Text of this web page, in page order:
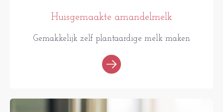
Huisgemaakte amandelmelk
Gemakkelijk zelf plantaardige melk maken